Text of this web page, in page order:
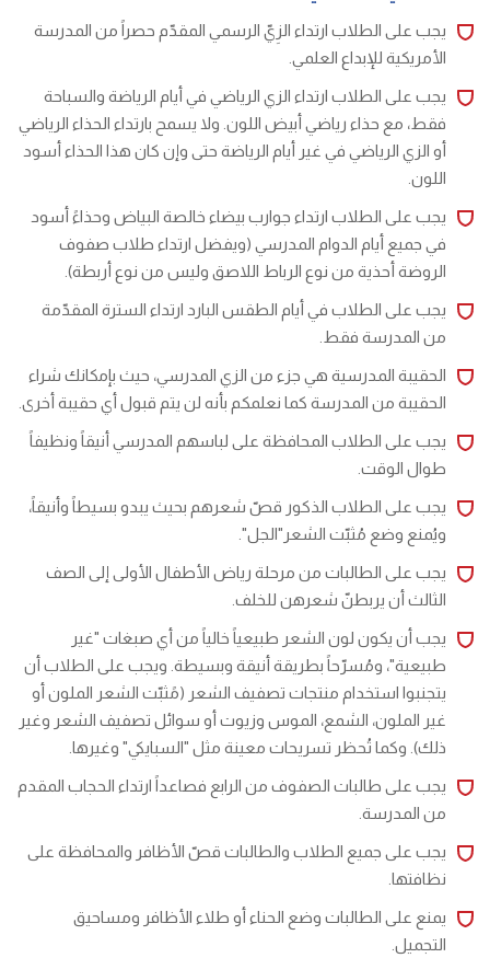
يجب على الطلاب ارتداء الزِيّ الرسمي المقدّم حصراً من المدرسة
الأمريكية للإبداع العلمي.
يجب على الطلاب ارتداء الزي الرياضي في أيام الرياضة والسباحة
فقط، مع حذاء رياضي أبيض اللون. ولا يسمح بارتداء الحذاء الرياضي
أو الزي الرياضي في غير أيام الرياضة حتى وإن كان هذا الحذاء أسود
اللون.
يجب على الطلاب ارتداء جوارب بيضاء خالصة البياض وحذاءً أسود
في جميع أيام الدوام المدرسي (ويفضل ارتداء طلاب صفوف
الروضة أحذية من نوع الرباط اللاصق وليس من نوع أربطة).
يجب على الطلاب في أيام الطقس البارد ارتداء السترة المقدّمة
من المدرسة فقط.
الحقيبة المدرسية هي جزء من الزي المدرسي، حيث بإمكانك شراء
الحقيبة من المدرسة كما نعلمكم بأنه لن يتم قبول أي حقيبة أخرى.
يجب على الطلاب المحافظة على لباسهم المدرسي أنيقاً ونظيفاً
طوال الوقت.
يجب على الطلاب الذكور قصّ شعرهم بحيث يبدو بسيطاً وأنيقاً،
ويُمنع وضع مُثبّت الشعر"الجل".
يجب على الطالبات من مرحلة رياض الأطفال الأولى إلى الصف
الثالث أن يربطنّ شعرهن للخلف.
يجب أن يكون لون الشعر طبيعياً خالياً من أي صبغات "غير
طبيعية"، ومُسرّحاً بطريقة أنيقة وبسيطة. ويجب على الطلاب أن
يتجنبوا استخدام منتجات تصفيف الشعر (مًثبّت الشعر الملون أو
غير الملون، الشمع، الموس وزيوت أو سوائل تصفيف الشعر وغير
ذلك). وكما تُحظر تسريحات معينة مثل "السبايكي" وغيرها.
يجب على طالبات الصفوف من الرابع فصاعداً ارتداء الحجاب المقدم
من المدرسة.
يجب على جميع الطلاب والطالبات قصّ الأظافر والمحافظة على
نظافتها.
يمنع على الطالبات وضع الحناء أو طلاء الأظافر ومساحيق
التجميل.